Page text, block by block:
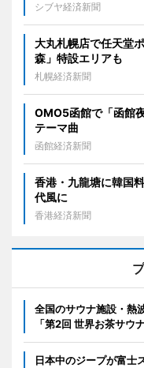
シブヤ経済新聞
大丸札幌店で任天堂
森」特設エリアも
札幌経済新聞
OMO5函館で「函館
テーマ曲
函館経済新聞
香港・九龍塘に韓国
代風に
香港経済新聞
全国のサウナ施設・熱
「第2回 世界お茶サウ
日本中のジープが富士